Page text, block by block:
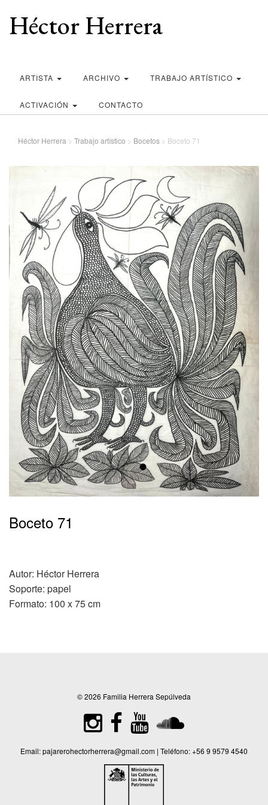
Héctor Herrera
ARTISTA ARCHIVO TRABAJO ARTÍSTICO
ACTIVACIÓN CONTACTO
Héctor Herrera > Trabajo artístico > Bocetos > Boceto 71
•
Boceto 71
Autor: Héctor Herrera
Soporte: papel
Formato: 100 x 75 cm
© 2026 Familia Herrera Sepúlveda
Email:pajarerohectorherrera@gmail.com | Teléfono:+56 9 9579 4540